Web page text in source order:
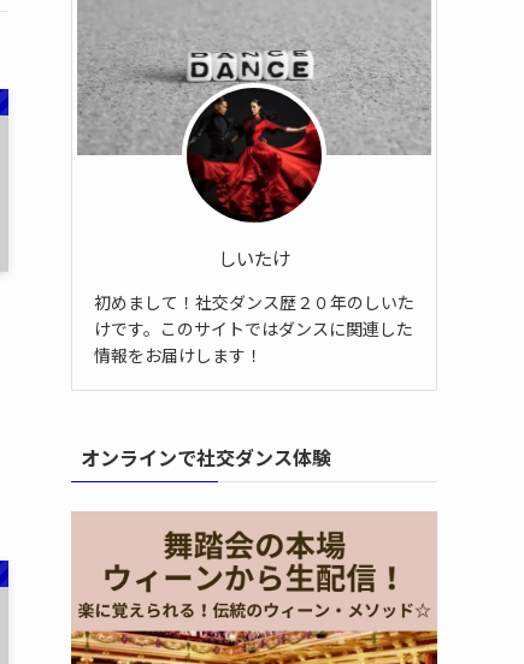
しいたけ
初めまして！社交ダンス歴２０年のしいた
けです。このサイトではダンスに関連した
情報をお届けします！
オンラインで社交ダンス体験